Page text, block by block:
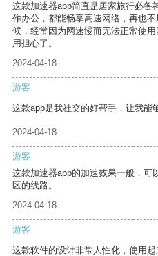
这款加速器app简直是居家旅行必备
作办公，都能畅享高速网络，再也
候，经常因为网速慢而无法正常使
用担心了。
2024-04-18
游客
这款app是我社交的好帮手，让我能
2024-04-18
游客
这款加速器app的加速效果一般，可
区的线路。
2024-04-18
游客
这款软件的设计非常人性化，使用起